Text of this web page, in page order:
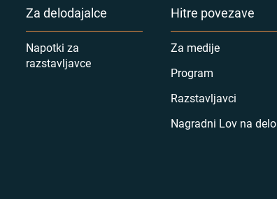
Za delodajalce
Napotki za
razstavljavce
Hitre povezave
Za medije
Program
Razstavljavci
Nagradni Lov na delo